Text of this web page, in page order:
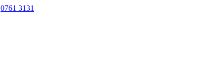
0761 3131